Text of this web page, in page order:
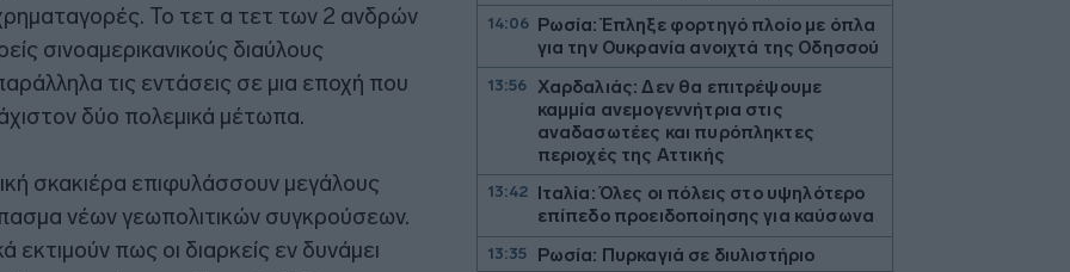
To τετ α τετ των 2 ανδρών
σινοαμερικανικούς διαύλους
τις εντάσεις σε μια εποχή που
δύο πολεμικά μέτωπα.
σκακιέρα επιφυλάσσουν μεγάλους
νέων γεωπολιτικών συγκρούσεων.
εκτιμούν πως οι διαρκείς εν δυνάμει
14:06 Ρωσία: Έπληξε φορτηγό πλοίο με όπλα
για την Ουκρανία ανοιχτά της Οδησσού
13:56
Χαρδαλιάς: Δεν θα επιτρέψουμε
καμμία ανεμογεννήτρια στις
αναδασωτέες και πυρόπληκτες
περιοχές της Αττικής
13:42
Ιταλία: Όλες οι πόλεις στο υψηλότερο
επίπεδο προειδοποίησης για καύσωνα
13:35
Ρωσία: Πυρκαγιά σε διυλιστήριο